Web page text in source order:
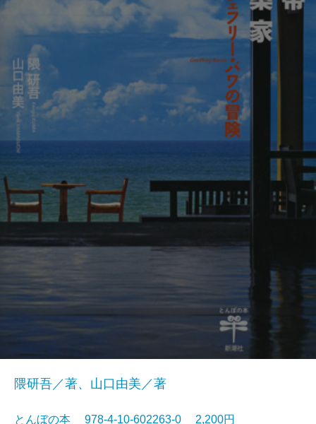
隈研吾／著、山口由美／著
とんぼの本 978-4-10-602263-0 2,200円